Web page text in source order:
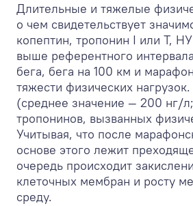
Длительные и тяжелые
о чем свидетельствует
копептин, тропонин I или Т,
выше референтного
бега, бега на 100 км и
тяжести физических
(среднее значение — 200 нг/
тропонинов, вызванных
Учитывая, что после
основе этого лежит
очередь происходит
клеточных мембран и росту
среду.